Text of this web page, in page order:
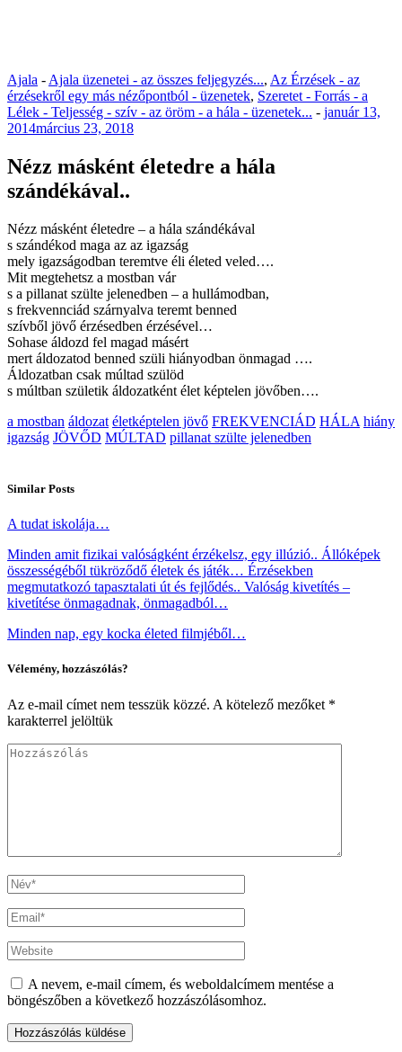
Ajala - Ajala üzenetei - az összes feljegyzés..., Az Érzések - az
érzésekről egy más nézőpontból - üzenetek, Szeretet - Forrás - a
Lélek - Teljesség - szív - az öröm - a hála - üzenetek... - január 13,
2014március 23, 2018
Nézz másként életedre a hála
szándékával..
Nézz másként életedre – a hála szándékával
s szándékod maga az az igazság
mely igazságodban teremtve éli életed veled….
Mit megtehetsz a mostban vár
s a pillanat szülte jelenedben – a hullámodban,
s frekvennciád szárnyalva teremt benned
szívből jövő érzésedben érzésével…
Sohase áldozd fel magad másért
mert áldozatod benned szüli hiányodban önmagad ….
Áldozatban csak múltad szülöd
s múltban születik áldozatként élet képtelen jövőben….
a mostban áldozat életképtelen jövő FREKVENCIÁD HÁLA hiány
igazság JÖVŐD MÚLTAD pillanat szülte jelenedben
Similar Posts
A tudat iskolája…
Minden amit fizikai valóságként érzékelsz, egy illúzió.. Állóképek
összességéből tükröződő életek és játék… Érzésekben
megmutatkozó tapasztalati út és fejlődés.. Valóság kivetítés –
kivetítése önmagadnak, önmagadból…
Minden nap, egy kocka életed filmjéből…
Vélemény, hozzászólás?
Az e-mail címet nem tesszük közzé. A kötelező mezőket *
karakterrel jelöltük
A nevem, e-mail címem, és weboldalcímem mentése a
böngészőben a következő hozzászólásomhoz.